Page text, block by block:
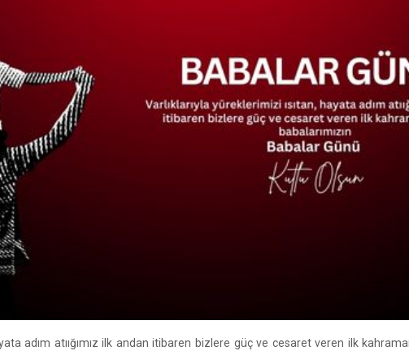
adım atıığımız ilk andan itibaren bizlere güç ve cesaret veren ilk